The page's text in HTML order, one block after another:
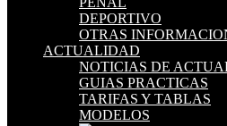
DEPORTIVO
OTRAS
ACTUALIDAD
NOTICIAS DE
GUIAS PRACTICAS
TARIFAS Y TABLAS
MODELOS